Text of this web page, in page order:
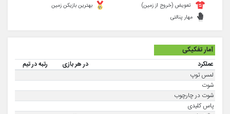
تعویض (خروج از زمین)
مهار پنالتی
بهترین بازیکن زمین
آمار تفکیکی
عملکرد در هر بازی
رتبه در تیم
لمس توپ
شوت
شوت در چارچوب
پاس کلیدی